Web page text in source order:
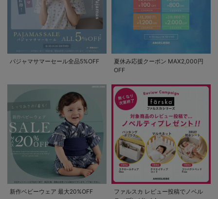
パジャマサマーセール全品5%OFF
夏休み応援クーポン MAX2,000円
OFF
新作ベビーウェア 最大20%OFF
ファルスカ レビュー投稿でノベル